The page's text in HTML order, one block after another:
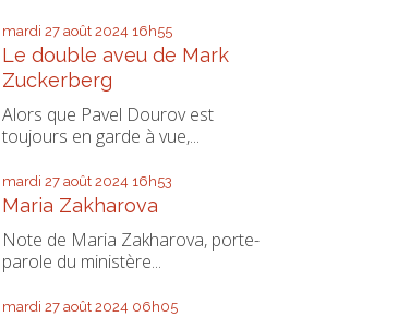
mardi 27 août 2024 16h55
Le double aveu de Mark
Zuckerberg
Alors que Pavel Dourov est
toujours en garde à vue,...
mardi 27 août 2024 16h53
Maria Zakharova
Note de Maria Zakharova, porte-
parole du ministère...
mardi 27 août 2024 06h05